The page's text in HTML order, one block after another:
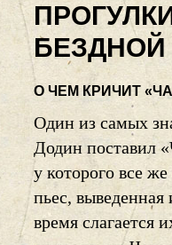
БЕЗДНОЙ
О ЧЕМ КРИЧИТ
Один из самых
Додин поставил
у которого все
пьес,
время слагается